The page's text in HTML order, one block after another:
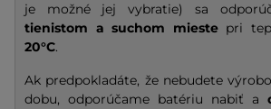
je možné jej vybratie) sa
tienistom a suchom miestepri
20°C.
Ak predpokladáte, že nebudete
dobu, odporúčame batériu nabiť a